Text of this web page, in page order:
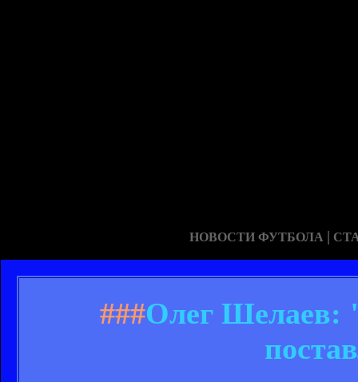
НОВОСТИ ФУТБОЛА |
###Олег Шелаев: